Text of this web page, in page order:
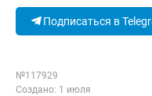
Подписаться в
№117929
Создано: 1 июля